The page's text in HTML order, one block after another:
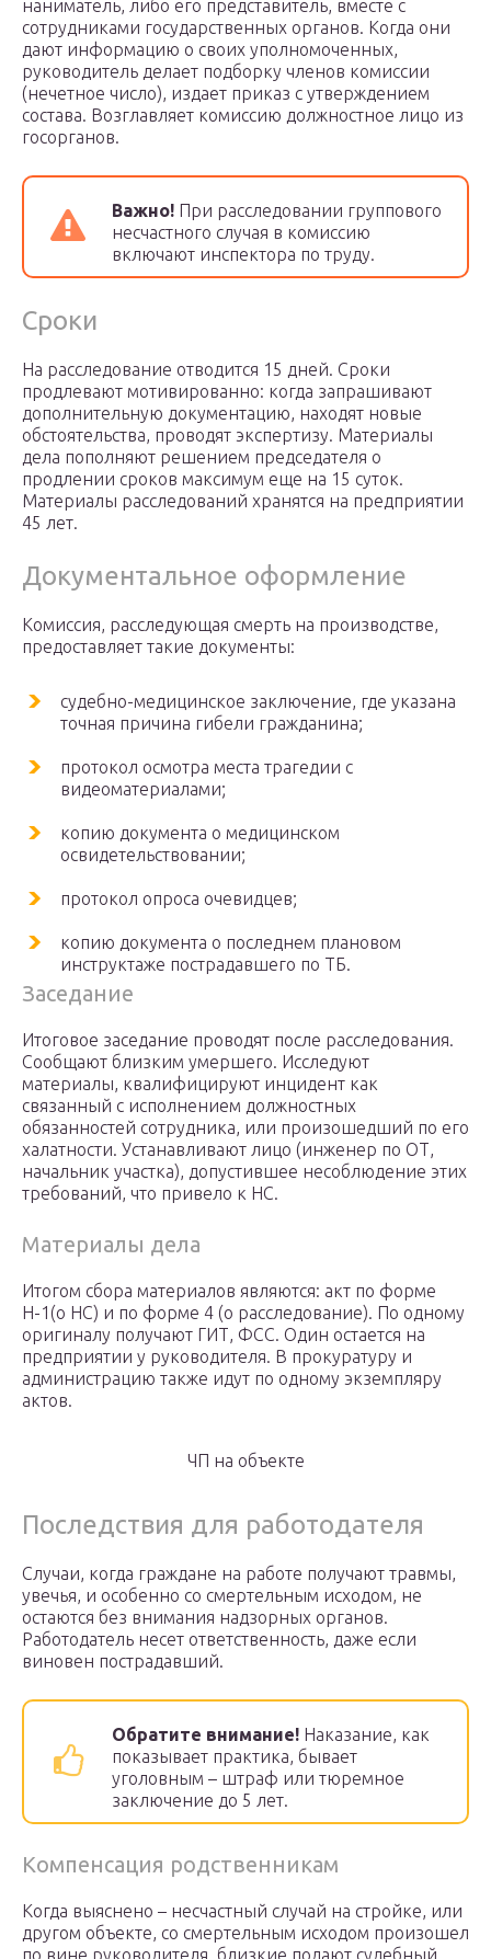
наниматель, либо его представитель, вместе с
сотрудниками государственных органов. Когда они
дают информацию о своих уполномоченных,
руководитель делает подборку членов комиссии
(нечетное число), издает приказ с утверждением
состава. Возглавляет комиссию должностное лицо из
госорганов.
Важно! При расследовании группового
несчастного случая в комиссию
включают инспектора по труду.
Сроки
На расследование отводится 15 дней. Сроки
продлевают мотивированно: когда запрашивают
дополнительную документацию, находят новые
обстоятельства, проводят экспертизу. Материалы
дела пополняют решением председателя о
продлении сроков максимум еще на 15 суток.
Материалы расследований хранятся на предприятии
45 лет.
Документальное оформление
Комиссия, расследующая смерть на производстве,
предоставляет такие документы:
судебно-медицинское заключение, где указана
точная причина гибели гражданина;
протокол осмотра места трагедии с
видеоматериалами;
копию документа о медицинском
освидетельствовании;
протокол опроса очевидцев;
копию документа о последнем плановом
инструктаже пострадавшего по ТБ.
Заседание
Итоговое заседание проводят после расследования.
Сообщают близким умершего. Исследуют
материалы, квалифицируют инцидент как
связанный с исполнением должностных
обязанностей сотрудника, или произошедший по его
халатности. Устанавливают лицо (инженер по ОТ,
начальник участка), допустившее несоблюдение этих
требований, что привело к НС.
Материалы дела
Итогом сбора материалов являются: акт по форме
Н-1(о НС) и по форме 4 (о расследование). По одному
оригиналу получают ГИТ, ФСС. Один остается на
предприятии у руководителя. В прокуратуру и
администрацию также идут по одному экземпляру
актов.
ЧП на объекте
Последствия для работодателя
Случаи, когда граждане на работе получают травмы,
увечья, и особенно со смертельным исходом, не
остаются без внимания надзорных органов.
Работодатель несет ответственность, даже если
виновен пострадавший.
Обратите внимание! Наказание, как
показывает практика, бывает
уголовным – штраф или тюремное
заключение до 5 лет.
Компенсация родственникам
Когда выяснено – несчастный случай на стройке, или
другом объекте, со смертельным исходом произошел
по вине руководителя, близкие подают судебный